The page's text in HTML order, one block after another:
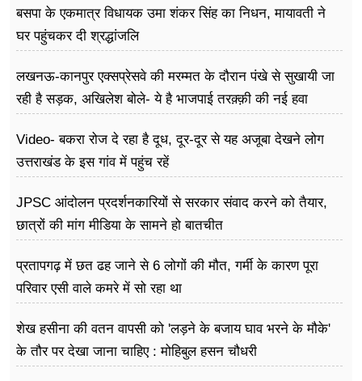
बसपा के एकमात्र विधायक उमा शंकर सिंह का निधन, मायावती ने
घर पहुंचकर दी श्रद्धांजलि
लखनऊ-कानपुर एक्सप्रेसवे की मरम्मत के दौरान पंखे से सुखायी जा
रही है सड़क, अखिलेश बोले- ये है भाजपाई तरक़्क़ी की नई हवा
Video- बकरा रोज दे रहा है दूध, दूर-दूर से यह अजूबा देखने लोग
उत्तराखंड के इस गांव में पहुंच रहें
JPSC आंदोलन प्रदर्शनकारियों से सरकार संवाद करने को तैयार,
छात्रों की मांग मीडिया के सामने हो बातचीत
प्रतापगढ़ में छत ढह जाने से 6 लोगों की मौत, गर्मी के कारण पूरा
परिवार एसी वाले कमरे में सो र​हा था
शेख हसीना की वतन वापसी को 'लड़ने के बजाय घाव भरने के मौके'
के तौर पर देखा जाना चाहिए : मोहिबुल हसन चौधरी